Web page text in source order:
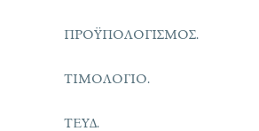
ΠΡΟΫΠΟΛΟΓΙΣΜΟΣ.
ΤΙΜΟΛΟΓΙΟ.
ΤΕΥΔ.